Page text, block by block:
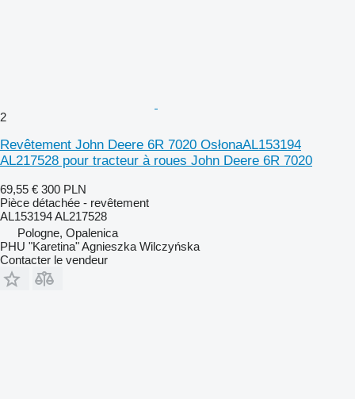
2
Revêtement John Deere 6R 7020 OsłonaAL153194
AL217528 pour tracteur à roues John Deere 6R 7020
69,55 € 300 PLN
Pièce détachée - revêtement
AL153194 AL217528
Pologne, Opalenica
PHU "Karetina" Agnieszka Wilczyńska
Contacter le vendeur